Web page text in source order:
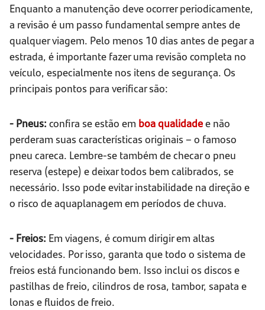
Enquanto a manutenção deve ocorrer periodicamente,
a revisão é um passo fundamental sempre antes de
qualquer viagem. Pelo menos 10 dias antes de pegar a
estrada, é importante fazer uma revisão completa no
veículo, especialmente nos itens de segurança. Os
principais pontos para verificar são:
- Pneus: confira se estão em boa qualidadee não
perderam suas características originais – o famoso
pneu careca. Lembre-se também de checar o pneu
reserva (estepe) e deixar todos bem calibrados, se
necessário. Isso pode evitar instabilidade na direção e
o risco de aquaplanagem em períodos de chuva.
- Freios: Em viagens, é comum dirigir em altas
velocidades. Por isso, garanta que todo o sistema de
freios está funcionando bem. Isso inclui os discos e
pastilhas de freio, cilindros de rosa, tambor, sapata e
lonas e fluidos de freio.